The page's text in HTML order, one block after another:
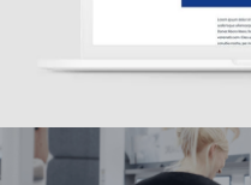
jobportals motor til
Talenthub.io
Mål og optimer din